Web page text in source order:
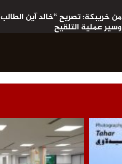
من خريبكة: تصريح “خالد آين
وسير عملية التلقيح
المندوب الإقليمي للصحة
عملية التلقيح والبنيات التحتية
تزامنا مع قرار حظر
لتأمين ليلة رأس السنة بخريبكة